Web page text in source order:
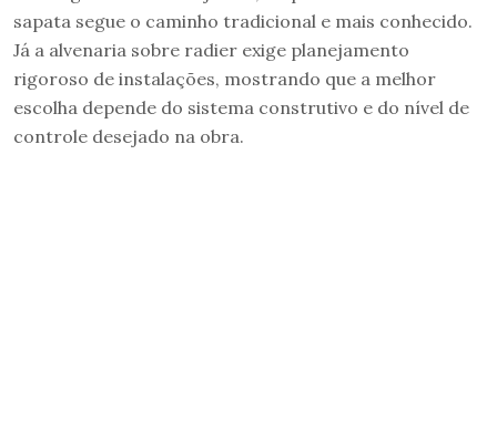
sapata segue o caminho tradicional e mais conhecido.
Já a alvenaria sobre radier exige planejamento
rigoroso de instalações, mostrando que a melhor
escolha depende do sistema construtivo e do nível de
controle desejado na obra.